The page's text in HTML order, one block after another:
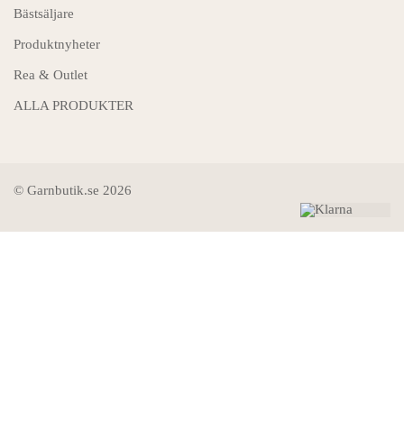
Bästsäljare
Produktnyheter
Rea & Outlet
ALLA PRODUKTER
© Garnbutik.se 2026